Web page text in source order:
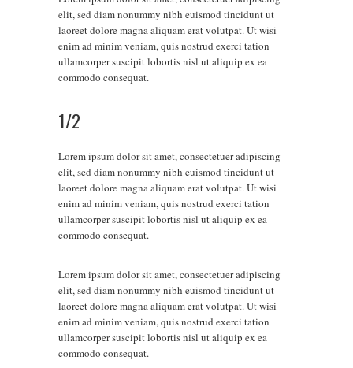
elit, sed diam nonummy nibh euismod tincidunt ut
laoreet dolore magna aliquam erat volutpat. Ut wisi
enim ad minim veniam, quis nostrud exerci tation
ullamcorper suscipit lobortis nisl ut aliquip ex ea
commodo consequat.
1/2
Lorem ipsum dolor sit amet, consectetuer adipiscing
elit, sed diam nonummy nibh euismod tincidunt ut
laoreet dolore magna aliquam erat volutpat. Ut wisi
enim ad minim veniam, quis nostrud exerci tation
ullamcorper suscipit lobortis nisl ut aliquip ex ea
commodo consequat.
Lorem ipsum dolor sit amet, consectetuer adipiscing
elit, sed diam nonummy nibh euismod tincidunt ut
laoreet dolore magna aliquam erat volutpat. Ut wisi
enim ad minim veniam, quis nostrud exerci tation
ullamcorper suscipit lobortis nisl ut aliquip ex ea
commodo consequat.